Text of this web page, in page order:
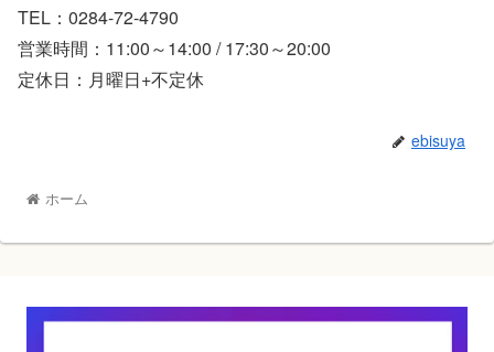
TEL：0284-72-4790
営業時間：11:00～14:00 / 17:30～20:00
定休日：月曜日+不定休
ebisuya
ホーム